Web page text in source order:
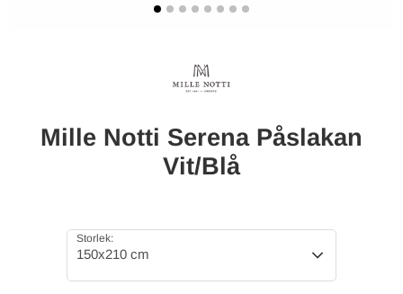
Mille Notti Serena Påslakan
Vit/Blå
Storlek:
150x210 cm